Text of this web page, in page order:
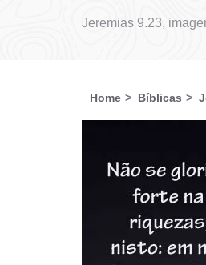
Jeremias 9.23,
Home Bíblicas